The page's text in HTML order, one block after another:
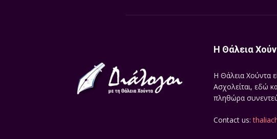
Η Θάλεια
Η Θάλεια Χούντα
Ασχολείται, εδώ
πληθώρα
Contact us: